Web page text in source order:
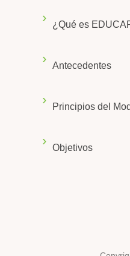
¿Qué es
Antecedentes
Principios del
Objetivos